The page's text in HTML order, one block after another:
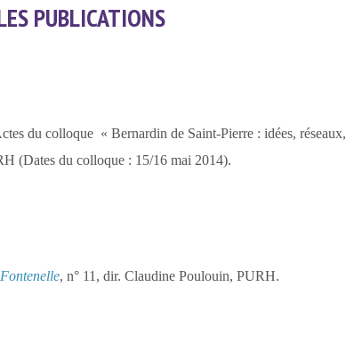
PUBLICATIONS
du colloque « Bernardin de Saint-Pierre : idées, réseaux,
(Dates du colloque : 15/16 mai 2014).
, n° 11, dir. Claudine Poulouin, PURH.